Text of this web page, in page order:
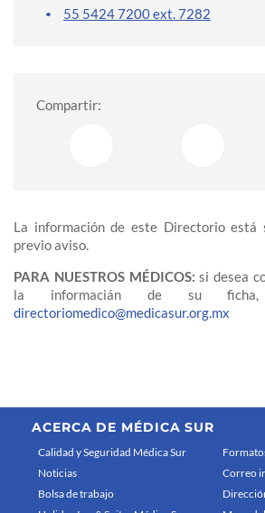
55 5424 7200 ext. 7282
Compartir:
La información de este Directorio está
previo aviso.
PARA NUESTROS MÉDICOS: si desea
la informacián de su ficha,
directoriomedico@medicasur.org.mx
ACERCA DE MÉDICA SUR
Calidad y Seguridad Médica Sur
Noticias
Bolsa de trabajo
Correo